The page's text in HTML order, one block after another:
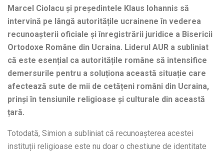
Marcel Ciolacu și președintele Klaus Iohannis să
intervină pe lângă autoritățile ucrainene în vederea
recunoașterii oficiale și înregistrării juridice a Bisericii
Ortodoxe Române din Ucraina. Liderul AUR a subliniat
că este esențial ca autoritățile române să intensifice
demersurile pentru a soluționa această situație care
afectează sute de mii de cetățeni români din Ucraina,
prinși în tensiunile religioase și culturale din această
țară.
Totodată, Simion a subliniat că recunoașterea acestei
instituții religioase este nu doar o chestiune de identitate